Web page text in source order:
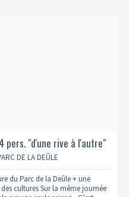
"d'une rive à l'autre"
DE LA DEÛLE
du Parc de la Deûle + une
cultures Sur la même journée